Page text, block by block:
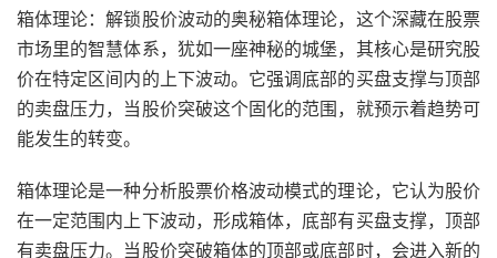
箱体理论：解锁股价波动的奥秘箱体理论，这个深藏在股票
市场里的智慧体系，犹如一座神秘的城堡，其核心是研究股
价在特定区间内的上下波动。它强调底部的买盘支撑与顶部
的卖盘压力，当股价突破这个固化的范围，就预示着趋势可
能发生的转变。
箱体理论是一种分析股票价格波动模式的理论，它认为股价
在一定范围内上下波动，形成箱体，底部有买盘支撑，顶部
有卖盘压力。当股价突破箱体的顶部或底部时，会进入新的